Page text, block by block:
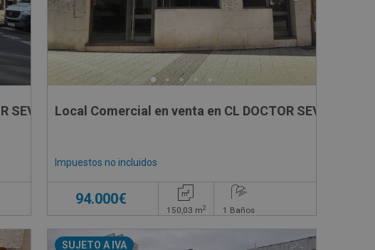
SEVERO OCHOA, 11
Local Comercial en venta en CL DOCTOR SEVERO
Impuestos no incluidos
94.000€
150,03 m2 1 Baños
SUJETO A IVA